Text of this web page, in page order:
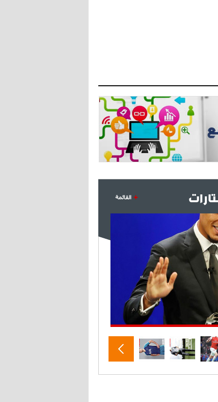
أنشيلوتي يصر على جلب كيليني
وقدوم الإيطالي يقترب
القائمة